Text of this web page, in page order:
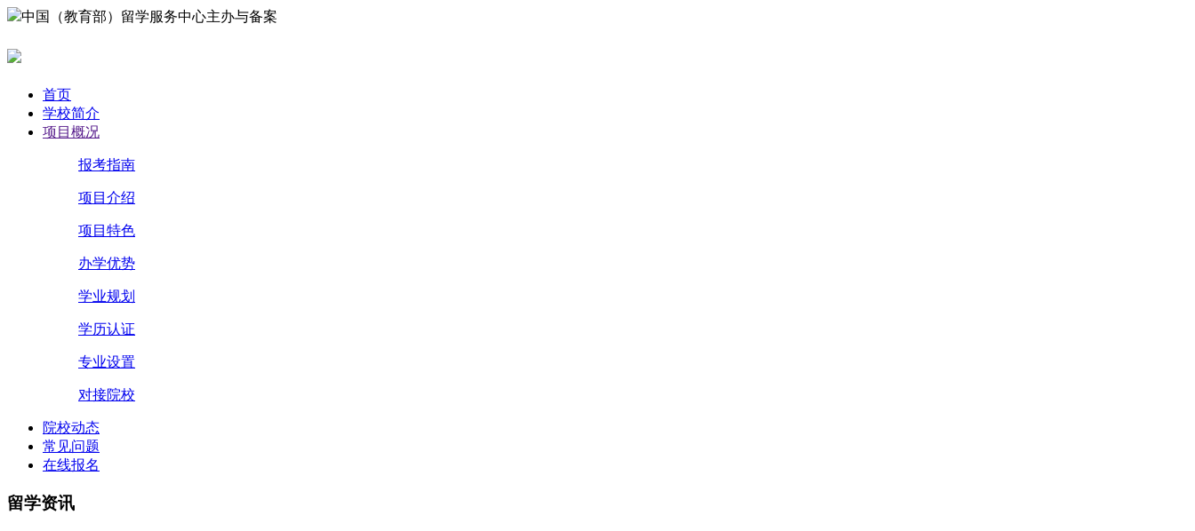
中国（教育部）留学服务中心主办与备案
首页
学校简介
项目概况
报考指南
项目介绍
项目特色
办学优势
学业规划
学历认证
专业设置
对接院校
院校动态
常见问题
在线报名
留学资讯